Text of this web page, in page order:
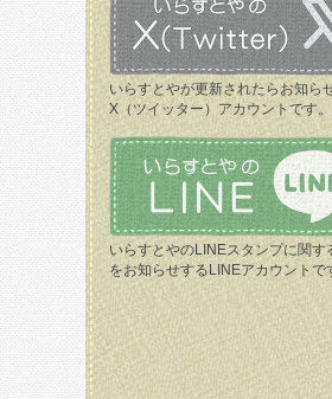
いらすとやが更新されたらお知ら
X（ツイッター）アカウントです。
いらすとやのLINEスタンプに関す
をお知らせするLINEアカウントで